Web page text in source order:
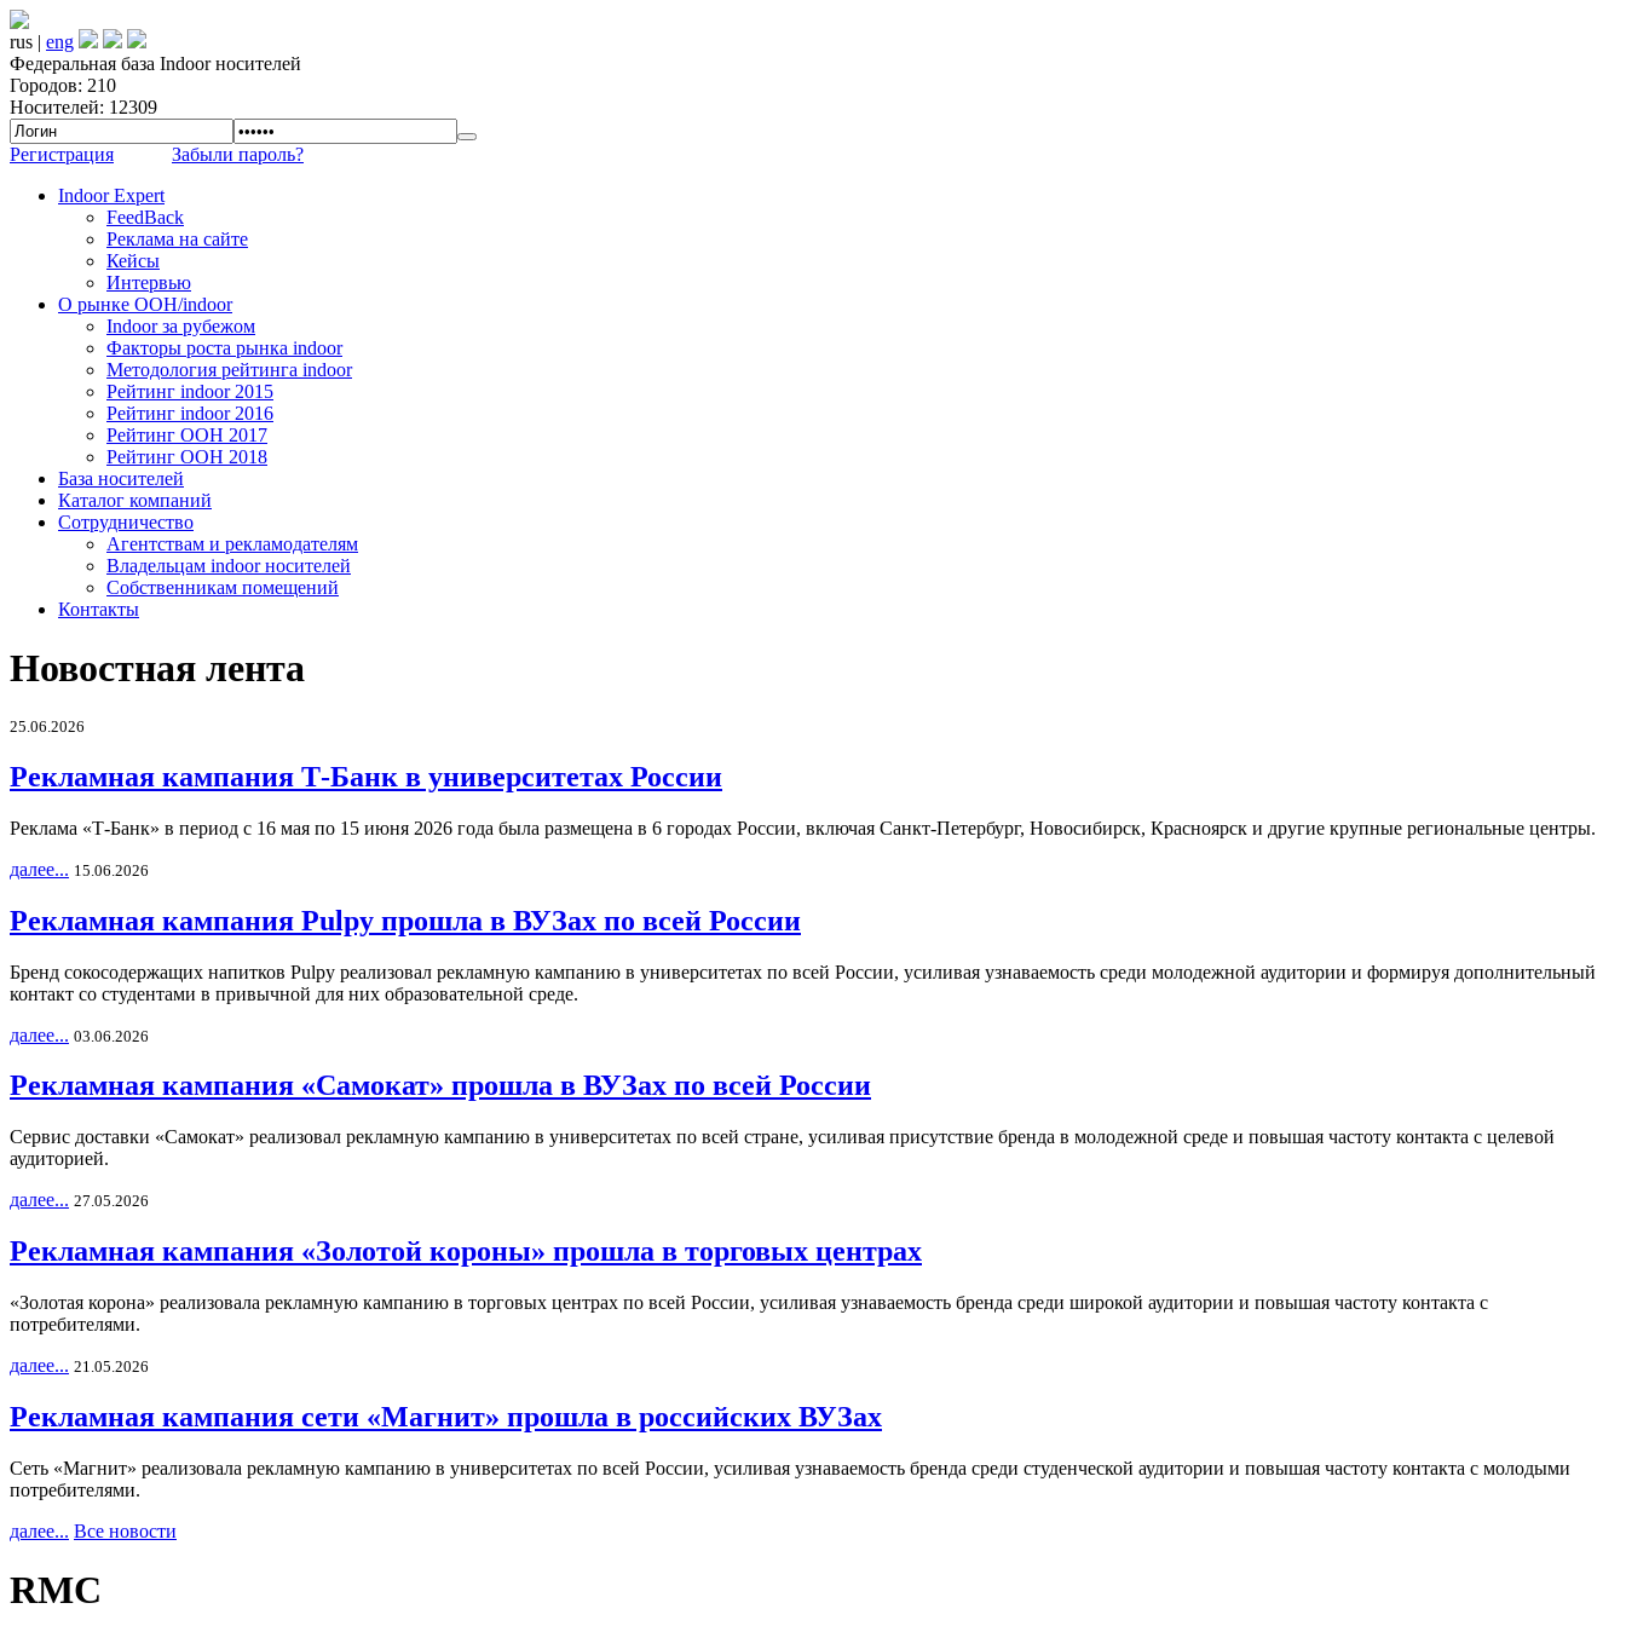
rus | eng
Федеральная база Indoor носителей
Городов: 210
Носителей: 12309
Регистрация
Забыли пароль?
Indoor Expert
FeedBack
Реклама на сайте
Кейсы
Интервью
О рынке OOH/indoor
Indoor за рубежом
Факторы роста рынка indoor
Методология рейтинга indoor
Рейтинг indoor 2015
Рейтинг indoor 2016
Рейтинг OOH 2017
Рейтинг OOH 2018
База носителей
Каталог компаний
Сотрудничество
Агентствам и рекламодателям
Владельцам indoor носителей
Собственникам помещений
Контакты
Новостная лента
25.06.2026
Рекламная кампания Т-Банк в университетах России
Реклама «Т-Банк» в период с 16 мая по 15 июня 2026 года была размещена в 6 городах России, включая Санкт-Петербург, Новосибирск, Красноярск и другие крупные региональные центры.
далее... 15.06.2026
Рекламная кампания Pulpy прошла в ВУЗах по всей России
Бренд сокосодержащих напитков Pulpy реализовал рекламную кампанию в университетах по всей России, усиливая узнаваемость среди молодежной аудитории и формируя дополнительный
контакт со студентами в привычной для них образовательной среде.
далее... 03.06.2026
Рекламная кампания «Самокат» прошла в ВУЗах по всей России
Сервис доставки «Самокат» реализовал рекламную кампанию в университетах по всей стране, усиливая присутствие бренда в молодежной среде и повышая частоту контакта с целевой
аудиторией.
далее... 27.05.2026
Рекламная кампания «Золотой короны» прошла в торговых центрах
«Золотая корона» реализовала рекламную кампанию в торговых центрах по всей России, усиливая узнаваемость бренда среди широкой аудитории и повышая частоту контакта с
потребителями.
далее... 21.05.2026
Рекламная кампания сети «Магнит» прошла в российских ВУЗах
Сеть «Магнит» реализовала рекламную кампанию в университетах по всей России, усиливая узнаваемость бренда среди студенческой аудитории и повышая частоту контакта с молодыми
потребителями.
далее... Все новости
RMC